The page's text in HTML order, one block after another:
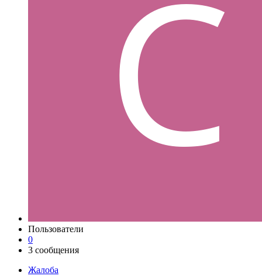
Пользователи
0
3 сообщения
Жалоба